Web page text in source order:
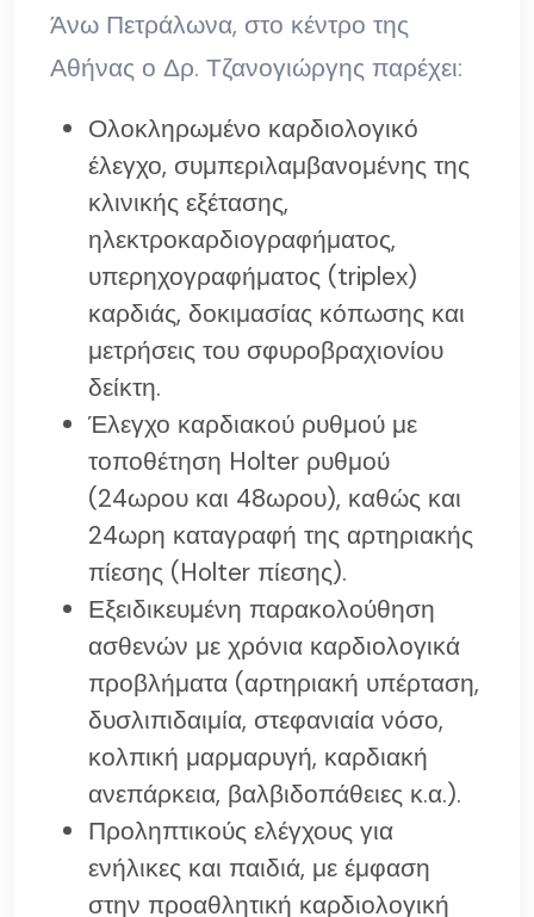
Άνω Πετράλωνα, στο κέντρο της
Αθήνας ο Δρ. Τζανογιώργης παρέχει:
Ολοκληρωμένο καρδιολογικό
έλεγχο, συμπεριλαμβανομένης της
κλινικής εξέτασης,
ηλεκτροκαρδιογραφήματος,
υπερηχογραφήματος (triplex)
καρδιάς, δοκιμασίας κόπωσης και
μετρήσεις του σφυροβραχιονίου
δείκτη.
Έλεγχο καρδιακού ρυθμού με
τοποθέτηση Holter ρυθμού
(24ωρου και 48ωρου), καθώς και
24ωρη καταγραφή της αρτηριακής
πίεσης (Holter πίεσης).
Εξειδικευμένη παρακολούθηση
ασθενών με χρόνια καρδιολογικά
προβλήματα (αρτηριακή υπέρταση,
δυσλιπιδαιμία, στεφανιαία νόσο,
κολπική μαρμαρυγή, καρδιακή
ανεπάρκεια, βαλβιδοπάθειες κ.α.).
Προληπτικούς ελέγχους για
ενήλικες και παιδιά, με έμφαση
στην προαθλητική καρδιολογική